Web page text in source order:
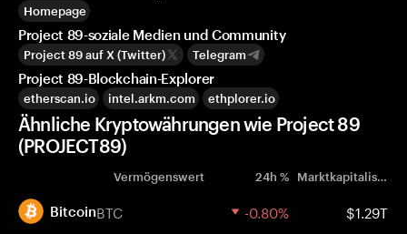
Homepage
Project 89-soziale Medien und Community
Project 89 auf X (Twitter) Telegram
Project 89-Blockchain-Explorer
etherscan.io intel.arkm.com ethplorer.io
Ähnliche Kryptowährungen wie Project 89
(PROJECT89)
Vermögenswert 24h % Marktkapitalisierung
BitcoinBTC -0.80% $1.29T